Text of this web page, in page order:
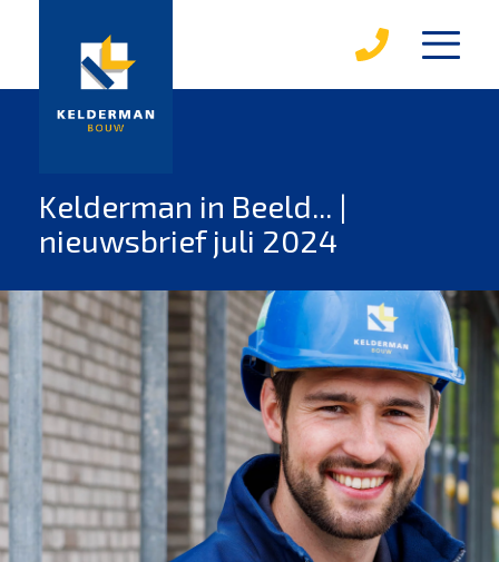
diensten
over kelderman
medewerkers
werken bij kelderman
mvo
leerbedrijf
magazines
projecten
contact
werken bij kelderman
Kelderman in Beeld... |
nieuwsbrief juli 2024